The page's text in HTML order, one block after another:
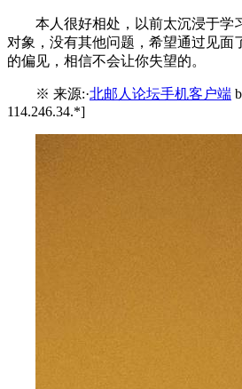
本人很好相处，以前太沉浸于学
对象，没有其他问题，希望通过见面
的偏见，相信不会让你失望的。
※ 来源:·北邮人论坛手机客户端
114.246.34.*]